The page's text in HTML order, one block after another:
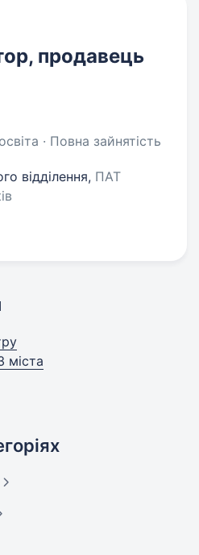
продавець
· Повна зайнятість
відділення, ПАТ
міста